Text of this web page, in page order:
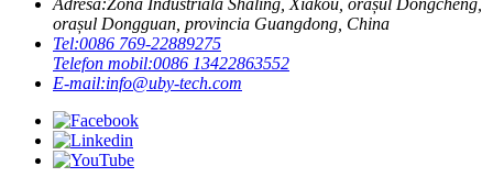
Adresa:Zona Industrială Shaling, Xiakou, orașul Dongcheng,
orașul Dongguan, provincia Guangdong, China
Tel:0086 769-22889275
Telefon mobil:0086 13422863552
E-mail:info@uby-tech.com